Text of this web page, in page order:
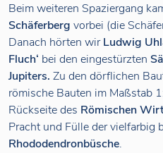
Beim weiteren Spaziergang
Schäferberg vorbei (die
Danach hörten wirLudwig
Fluch‘ bei den eingestürzten
Jupiters. Zu den dörflichen
römische Bauten im Maßstab
Rückseite des Römischen
Pracht und Fülle der vielfarbig
Rhododendronbüsche.